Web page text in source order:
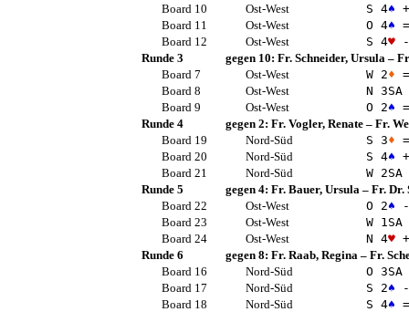
Board 10
Ost-West S 4♠
Board 11
Ost-West O 4♠ =
Board 12
Ost-West S 4♥-
Runde 3
gegen 10: Fr. Schneider, Ursula –
Board 7
Ost-West W 2♦ =
Board 8
Ost-West N 3SA
Board 9
Ost-West O 2♠ =
Runde 4
gegen 2: Fr. Vogler, Renate– Fr.
Board 19
Nord-Süd S 3♦ =
Board 20
Nord-Süd S 4♠
Board 21
Nord-Süd W 2SA
Runde 5
gegen 4: Fr. Bauer, Ursula – Fr. Dr.
Board 22
Ost-West O 2♠
Board 23
Ost-West W 1 SA
Board 24
Ost-West N 4♥
Runde 6
gegen 8: Fr. Raab, Regina – Fr.
Board 16
Nord-Süd O 3SA
Board 17
Nord-Süd S 2♠
Board 18
Nord-Süd S 4♠ =